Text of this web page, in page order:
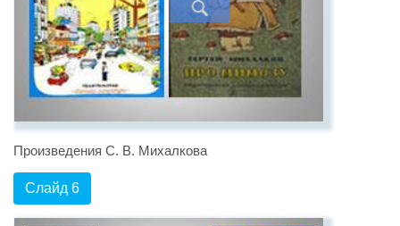
Произведения С. В. Михалкова
Слайд 6